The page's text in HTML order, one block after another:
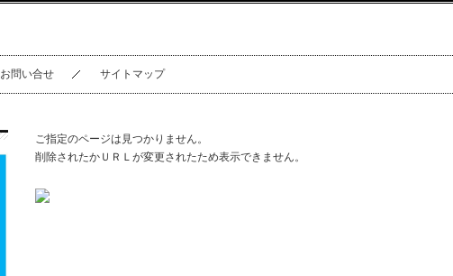
お問い合せ サイトマップ
ご指定のページは見つかりません。
削除されたかＵＲＬが変更されたため表示できません。